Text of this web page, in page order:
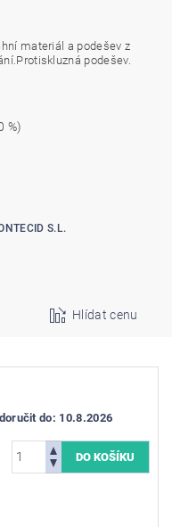
materiál a podešev z
podešev.
%)
S.L.
Hlídat cenu
do: 10.8.2026